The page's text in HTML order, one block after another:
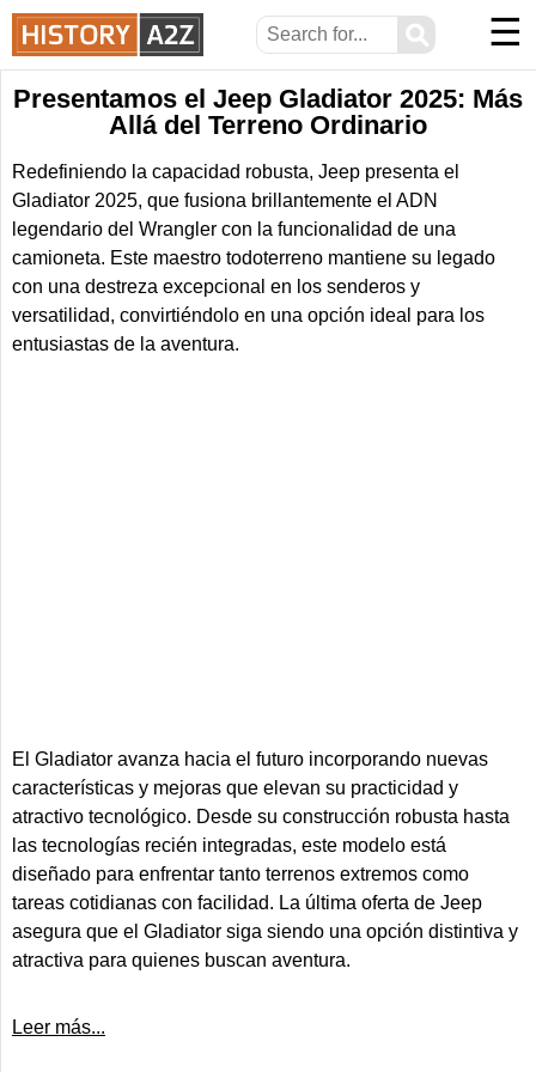
⚲ ☰
Presentamos el Jeep Gladiator 2025: Más
Allá del Terreno Ordinario
Redefiniendo la capacidad robusta, Jeep presenta el
Gladiator 2025, que fusiona brillantemente el ADN
legendario del Wrangler con la funcionalidad de una
camioneta. Este maestro todoterreno mantiene su legado
con una destreza excepcional en los senderos y
versatilidad, convirtiéndolo en una opción ideal para los
entusiastas de la aventura.
El Gladiator avanza hacia el futuro incorporando nuevas
características y mejoras que elevan su practicidad y
atractivo tecnológico. Desde su construcción robusta hasta
las tecnologías recién integradas, este modelo está
diseñado para enfrentar tanto terrenos extremos como
tareas cotidianas con facilidad. La última oferta de Jeep
asegura que el Gladiator siga siendo una opción distintiva y
atractiva para quienes buscan aventura.
Leer más...